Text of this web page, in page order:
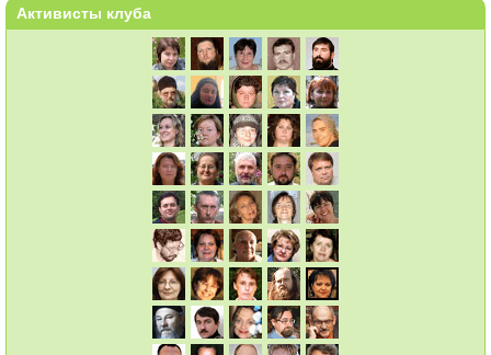
Активисты клуба